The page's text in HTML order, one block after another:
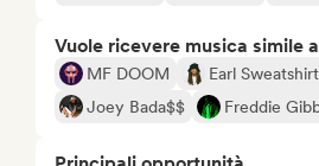
Vuole ricevere musica simile
MF DOOM Earl Sweatshirt
Joey Bada$$
Freddie